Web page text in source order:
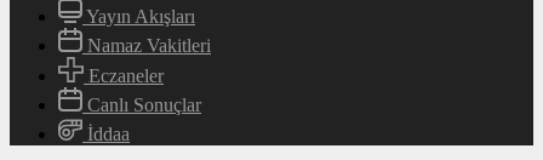
Yayın Akışları
Namaz Vakitleri
Eczaneler
Canlı Sonuçlar
İddaa